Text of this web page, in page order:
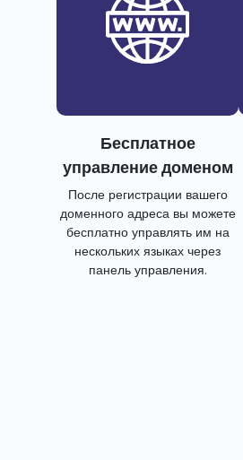
Бесплатное
управление доменом
После регистрации вашего
доменного адреса вы можете
бесплатно управлять им на
нескольких языках через
панель управления.